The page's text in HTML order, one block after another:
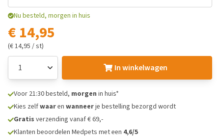
Nu besteld, morgen in huis
€ 14,95
(€ 14,95 / st)
In winkelwagen
Voor 21:30 besteld, morgen in huis*
Kies zelfwaaren wanneerje bestelling bezorgd wordt
Gratis verzending vanaf € 69,-
Klanten beoordelen Medpets met een 4,6/5